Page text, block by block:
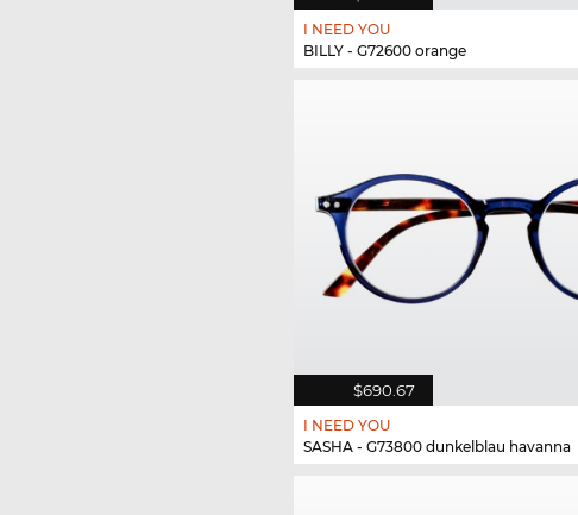
I NEED YOU
BILLY - G72600 orange
$690.67
I NEED YOU
SASHA - G73800 dunkelblau havanna